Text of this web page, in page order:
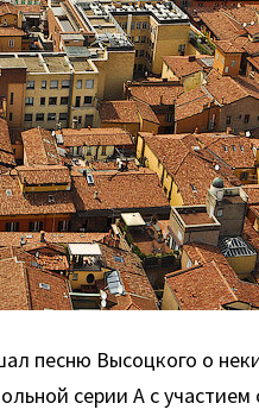
песню Высоцкого о
серии А с